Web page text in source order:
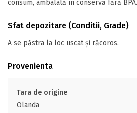
consum, ambalată în conservă fără BPA.
Sfat depozitare (Conditii, Grade)
A se păstra la loc uscat și răcoros.
Provenienta
Tara de origine
Olanda